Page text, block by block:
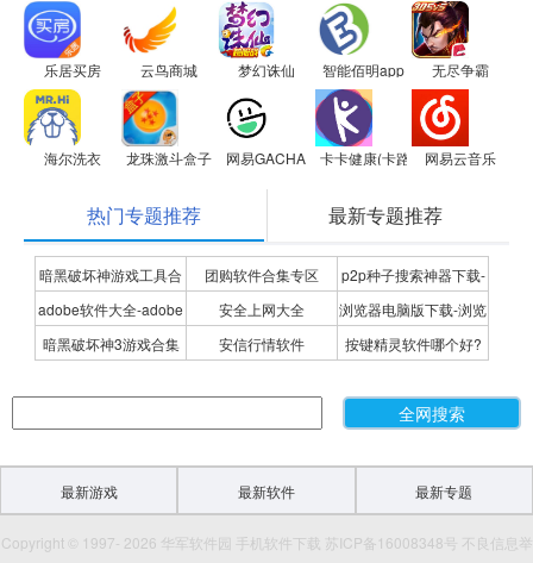
乐居买房 云鸟商城 梦幻诛仙 智能佰明app 无尽争霸
海尔洗衣 龙珠激斗盒子 网易GACHA 卡卡健康(卡路里小助手)
网易云音乐
热门专题推荐 最新专题推荐
暗黑破坏神游戏工具合
集
团购软件合集专区
p2p种子搜索神器下载-
P2P种子搜索神器专题
adobe软件大全-adobe
全系列软件下载-adobe
安全上网大全
浏览器电脑版下载-浏览
器下载合集
暗黑破坏神3游戏合集 安信行情软件
按键精灵软件哪个好?
最新游戏 最新软件 最新专题
Copyright © 1997- 2026 华军软件园 手机软件下载 苏ICP备16008348号 不良信息举